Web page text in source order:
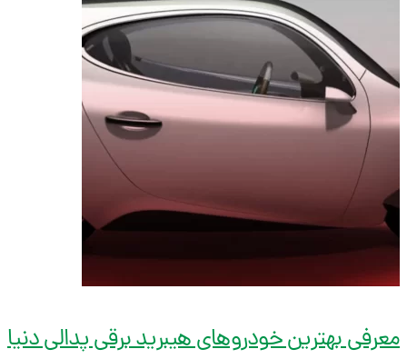
معرفی بهترین خودروهای هیبرید برقی پدالی دنیا